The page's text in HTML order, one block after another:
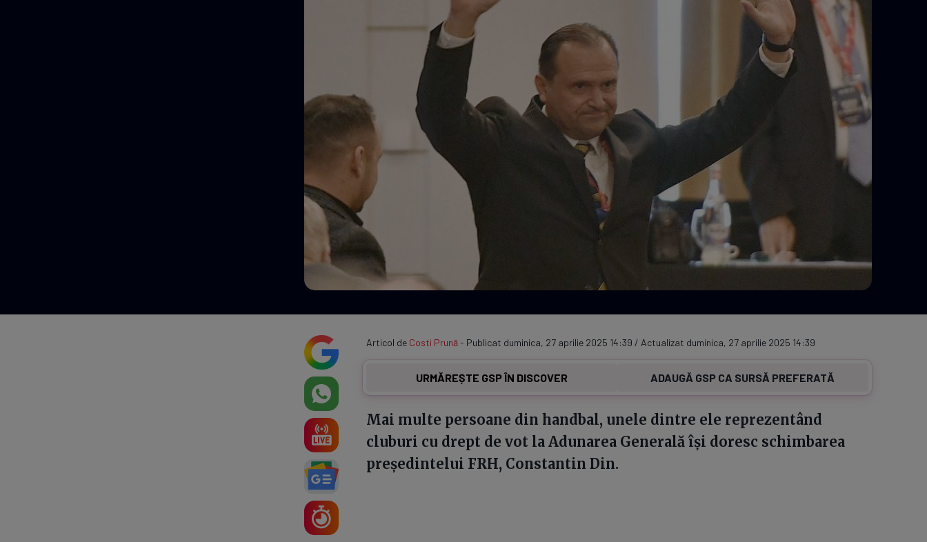
Echipe
Program TV
Articol de Costi Prună- Publicat duminica, 27 aprilie 2025 14:39 / Actualizat duminica, 27 aprilie 2025 14:39
URMĂREȘTE GSP ÎN DISCOVER ADAUGĂ GSP CA SURSĂ PREFERATĂ
Mai multe persoane din handbal, unele dintre ele reprezentând
cluburi cu drept de vot la Adunarea Generală își doresc schimbarea
președintelui FRH, Constantin Din.